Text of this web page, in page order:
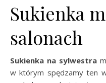
Sukienka
salonach
Sukienka na sylwestra
w którym spędzamy ten